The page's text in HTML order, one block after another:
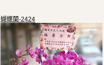
蝴蝶蘭-2424